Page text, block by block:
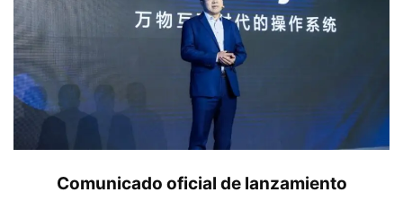
Comunicado oficial de lanzamiento